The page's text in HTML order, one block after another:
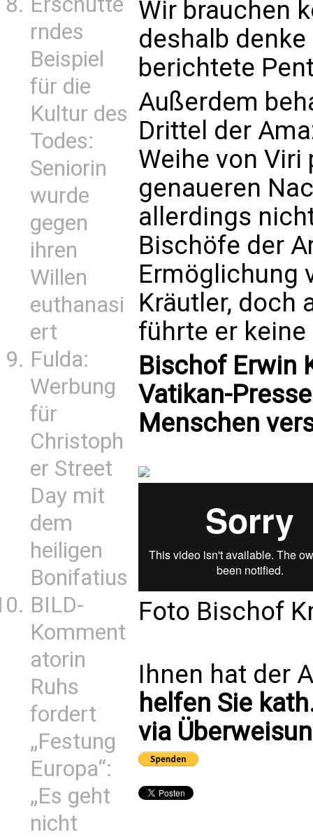
rndes
Beispiel
für die
Kultur des
Todes:
Seniorin
wurde
gegen
ihren
Willen
euthanasi
ert
Fulda:
Werbung
für
Christoph
er Street
Day mit
dem
heiligen
Bonifatius
BILD-
Komment
atorin
Ruhs
fordert
„Festung
Europa“:
„Es geht
nicht
Wir brauchen
deshalb denke
berichtete
Außerdem
Drittel der
Weihe von Viri
genaueren
allerdings
Bischöfe der
Ermöglichung
Kräutler, doch
führte er keine
Bischof Erwin
Vatikan-
Menschen
Foto Bischof
Ihnen hat der
helfen Sie
via